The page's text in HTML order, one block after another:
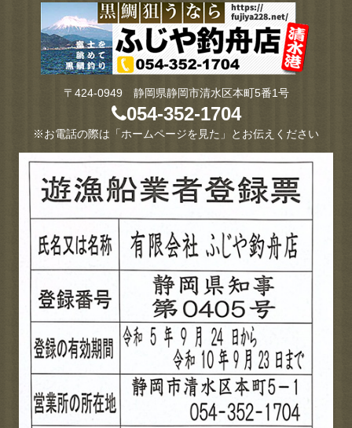
〒424-0949 静岡県静岡市清水区本町5番1号
054-352-1704
※お電話の際は「ホームページを見た」とお伝えください